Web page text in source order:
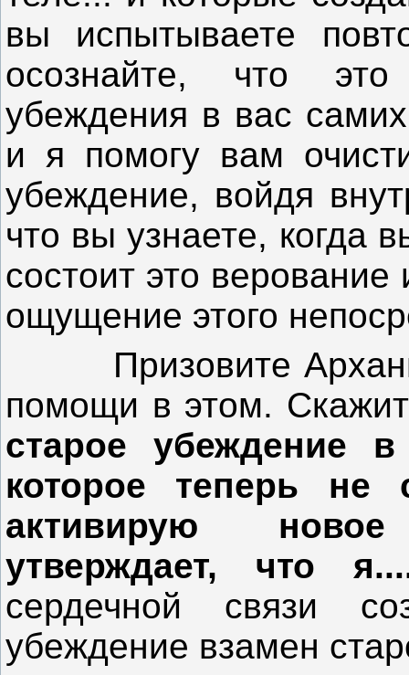
вы испытываете
осознайте, что
убеждения в вас
и я помогу вам
убеждение, войдя
что вы узнаете, когда
состоит это
ощущение этого
Призовите
помощи в этом.
старое убеждение в
которое теперь
активирую
утверждает, что
сердечной связи
убеждение взамен